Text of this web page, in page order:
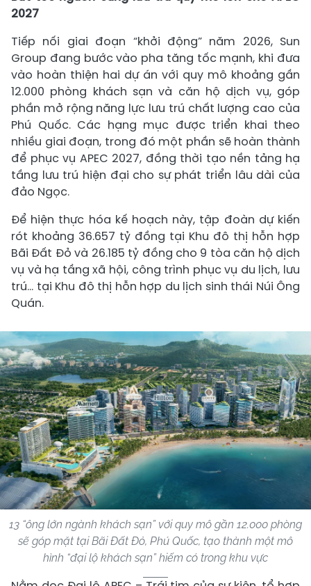
2027
Tiếp nối giai đoạn “khởi động” năm 2026, Sun
Group đang bước vào pha tăng tốc mạnh, khi đưa
vào hoàn thiện hai dự án với quy mô khoảng gần
12.000 phòng khách sạn và căn hộ dịch vụ, góp
phần mở rộng năng lực lưu trú chất lượng cao của
Phú Quốc. Các hạng mục được triển khai theo
nhiều giai đoạn, trong đó một phần sẽ hoàn thành
để phục vụ APEC 2027, đồng thời tạo nền tảng hạ
tầng lưu trú hiện đại cho sự phát triển lâu dài của
đảo Ngọc.
Để hiện thực hóa kế hoạch này, tập đoàn dự kiến
rót khoảng 36.657 tỷ đồng tại Khu đô thị hỗn hợp
Bãi Đất Đỏ và 26.185 tỷ đồng cho 9 tòa căn hộ dịch
vụ và hạ tầng xã hội, công trình phục vụ du lịch, lưu
trú… tại Khu đô thị hỗn hợp du lịch sinh thái Núi Ông
Quán.
13 “ông lớn ngành khách sạn” với quy mô gần 12.000 phòng
sẽ góp mặt tại Bãi Đất Đỏ, Phú Quốc, tạo thành một mô
hình “đại lộ khách sạn” hiếm có trong khu vực